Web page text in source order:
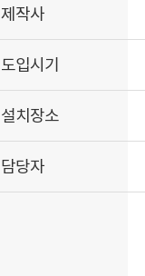
제작사
도입시기
설치장소
담당자